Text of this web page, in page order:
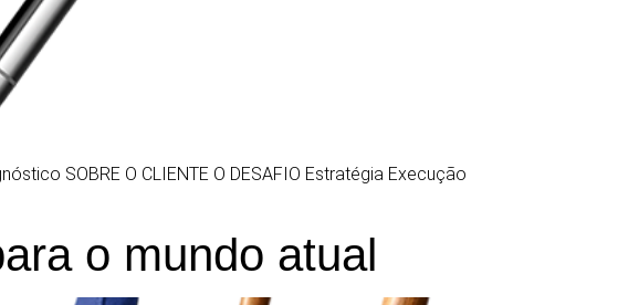
SOBRE O CLIENTE O DESAFIO Estratégia Execução
o mundo atual